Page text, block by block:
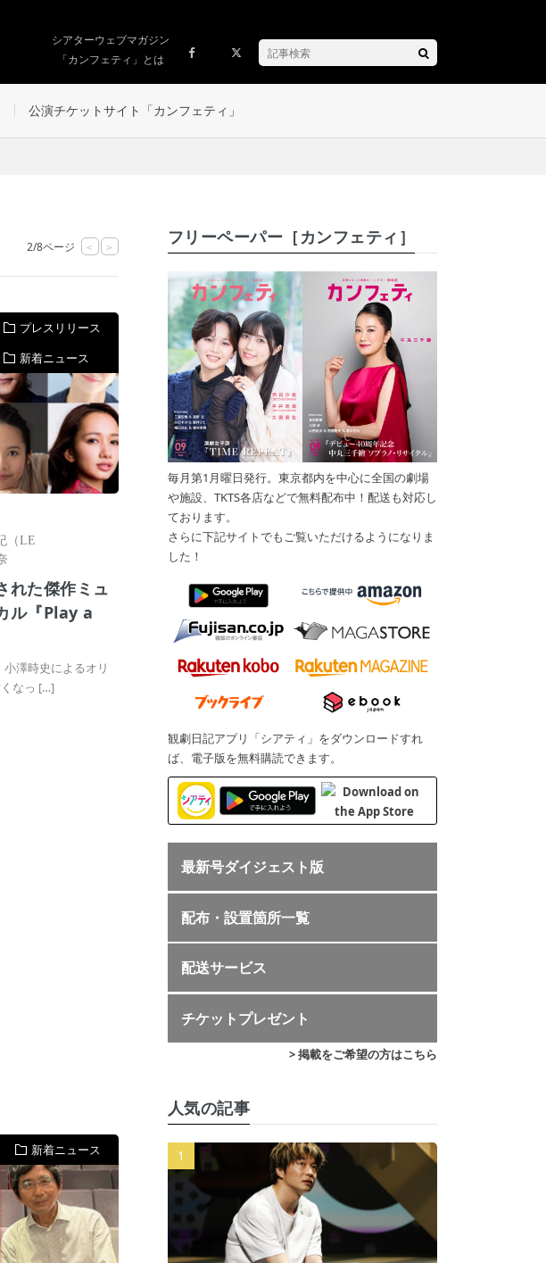
シアターウェブマガジン
「カンフェティ」とは
公演チケットサイト「カンフェティ」
2/8ページ < >
プレスリリース
新着ニュース
（LE
れた傑作ミュ
ル『Play a
澤時史によるオリ
なっ […]
新着ニュース
フリーペーパー［カンフェティ］
毎月第1月曜日発行。東京都内を中心に全国の劇場
や施設、TKTS各店などで無料配布中！配送も対応し
ております。
さらに下記サイトでもご覧いただけるようになりま
した！
観劇日記アプリ「シアティ」をダウンロードすれ
ば、電子版を無料購読できます。
最新号ダイジェスト版
配布・設置箇所一覧
配送サービス
チケットプレゼント
> 掲載をご希望の方はこちら
人気の記事